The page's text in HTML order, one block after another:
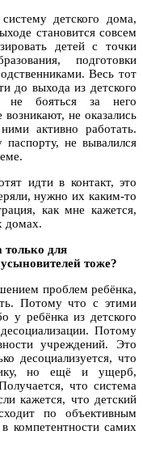
детского дома,
становится совсем
детей с точки
подготовки
Весь тот
до выхода из детского
не бояться за него
не оказались
активно работать.
не вывалился
идти в контакт, это
нужно их каким-то
как мне кажется,
домах.
для
тоже?
проблем ребёнка,
Потому что с этими
у ребёнка из детского
Потому
учреждений. Это
десоциализуется, что
но ещё и ущерб,
что система
кажется, что детский
по объективным
компетентности самих